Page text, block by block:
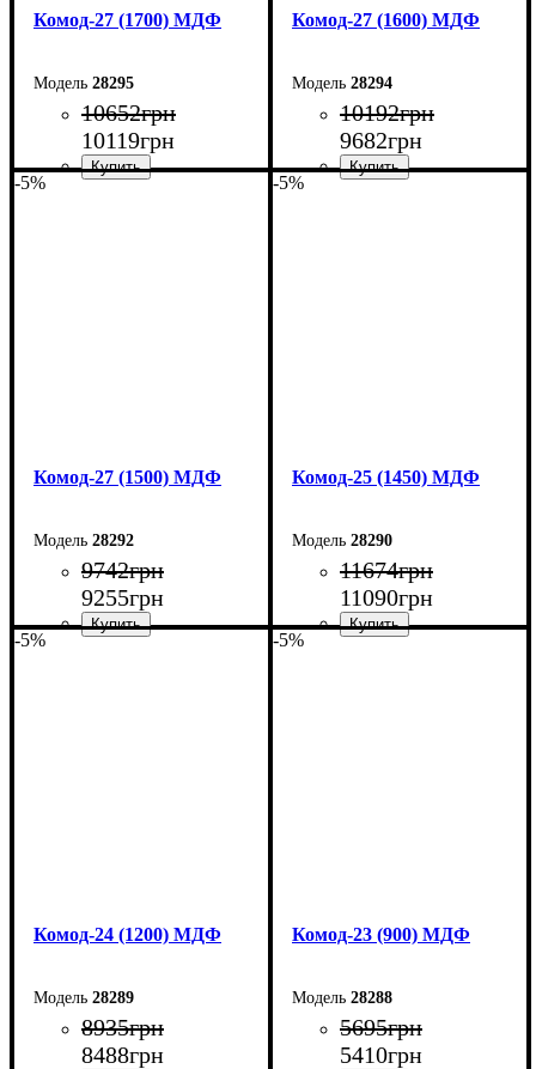
Комод-27 (1700) МДФ
28295
10652грн
10119грн
Комод-27 (1600) МДФ
28294
10192грн
9682грн
-5%
Комод-27 (1500) МДФ
28292
9742грн
9255грн
-5%
Комод-25 (1450) МДФ
28290
11674грн
11090грн
-5%
Комод-24 (1200) МДФ
28289
8935грн
8488грн
-5%
Комод-23 (900) МДФ
28288
5695грн
5410грн